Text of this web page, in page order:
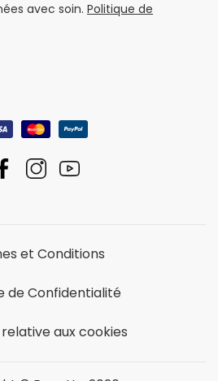
avec soin. Politique de
et Conditions
de Confidentialité
aux cookies